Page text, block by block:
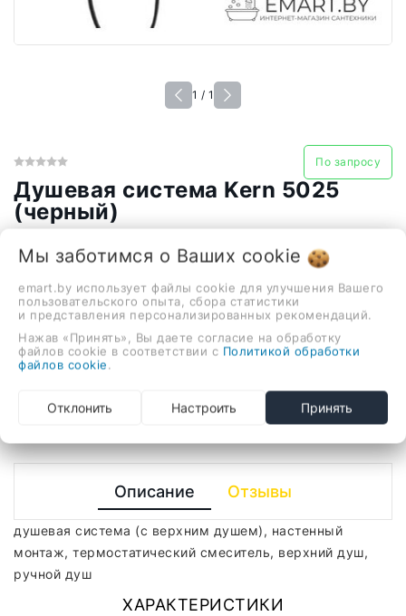
1 / 1
По запросу
Душевая система Kern 5025
(черный)
910,80 руб.
душевая система (с верхним душем), настенный
монтаж, термостатический смеситель, верхний душ,
ручной душ
- +
В корзину
Описание Отзывы
душевая система (с верхним душем), настенный
монтаж, термостатический смеситель, верхний душ,
ручной душ
ХАРАКТЕРИСТИКИ
Мы заботимся о Ваших cookie
emart.by использует файлы cookie для улучшения Вашего
пользовательского опыта, сбора статистики
и представления персонализированных рекомендаций.
Нажав «Принять», Вы даете согласие на обработку
файлов cookie в соответствии с Политикой обработки
файлов cookie.
Отклонить Настроить Принять